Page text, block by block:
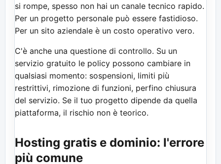
si rompe, spesso non hai un canale tecnico rapido.
Per un progetto personale può essere fastidioso.
Per un sito aziendale è un costo operativo vero.
C'è anche una questione di controllo. Su un
servizio gratuito le policy possono cambiare in
qualsiasi momento: sospensioni, limiti più
restrittivi, rimozione di funzioni, perfino chiusura
del servizio. Se il tuo progetto dipende da quella
piattaforma, il rischio non è teorico.
Hosting gratis e dominio: l'errore
più comune